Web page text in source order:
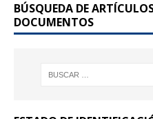
o
k
BÚSQUEDA DE
DOCUMENTOS